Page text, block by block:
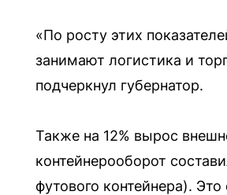
«По росту этих
занимают логистика и
подчеркнул губернатор.
Также на 12% вырос
контейнерооборот
футового контейнера).